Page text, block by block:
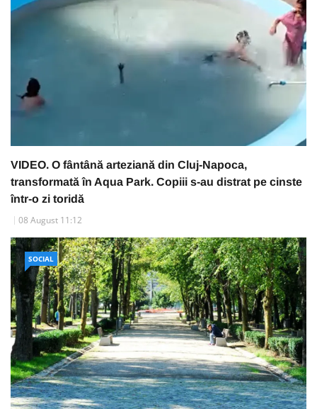
VIDEO. O fântână arteziană din Cluj-Napoca,
transformată în Aqua Park. Copiii s-au distrat pe cinste
într-o zi toridă
08 August 11:12
SOCIAL